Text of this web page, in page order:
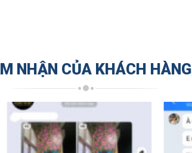
NHẬN CỦA KHÁCH HÀNG